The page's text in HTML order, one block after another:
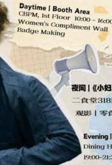
楼）设有夸夸墙、抽签礼物、徽
走访各办公室向女性教职工送花
月08日(周日) 10:00 AM - 09:30
商院）一楼 & 二食堂318影音厅
有温肯学生, 所有温肯教授, 所有